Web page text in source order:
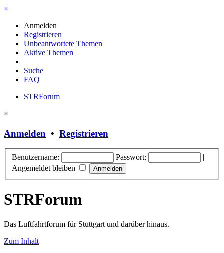
×
Anmelden
Registrieren
Unbeantwortete Themen
Aktive Themen
Suche
FAQ
STRForum
×
Anmelden • Registrieren
Benutzername: Passwort:
|
Angemeldet bleiben
STRForum
Das Luftfahrtforum für Stuttgart und darüber hinaus.
Zum Inhalt